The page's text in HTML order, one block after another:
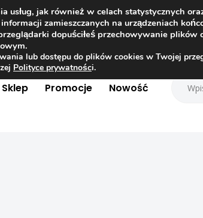
Sklep Promocje Nowość
usług, jak również w celach statystycznych
zamieszczanych na urządzeniach
dopuściłeś przechowywanie plików
lub dostępu do plików cookies w Twojej
Polityce prywatności.